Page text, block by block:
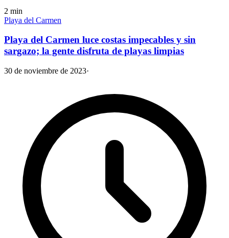
2 min
Playa del Carmen
Playa del Carmen luce costas impecables y sin
sargazo; la gente disfruta de playas limpias
30 de noviembre de 2023·